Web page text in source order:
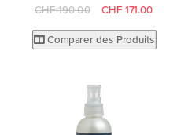
CHF 190.00
CHF 171.00
Comparer des Produits